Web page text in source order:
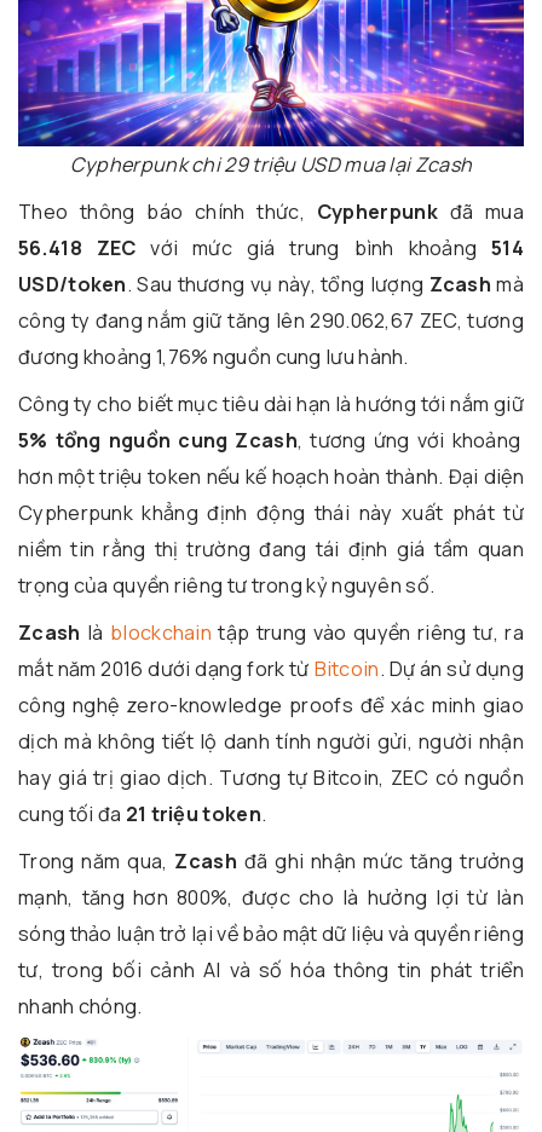
Cypherpunk chi 29 triệu USD mua lại Zcash
Theo thông báo chính thức, Cypherpunkđã mua
56.418 ZEC với mức giá trung bình khoảng514
USD/token. Sau thương vụ này, tổng lượng Zcash mà
công ty đang nắm giữ tăng lên 290.062,67 ZEC, tương
đương khoảng 1,76% nguồn cung lưu hành.
Công ty cho biết mục tiêu dài hạn là hướng tới nắm giữ
5% tổng nguồn cung Zcash, tương ứng với khoảng
hơn một triệu token nếu kế hoạch hoàn thành. Đại diện
Cypherpunk khẳng định động thái này xuất phát từ
niềm tin rằng thị trường đang tái định giá tầm quan
trọng của quyền riêng tư trong kỷ nguyên số.
Zcash là blockchain tập trung vào quyền riêng tư, ra
mắt năm 2016 dưới dạng fork từ Bitcoin. Dự án sử dụng
công nghệ zero-knowledge proofs để xác minh giao
dịch mà không tiết lộ danh tính người gửi, người nhận
hay giá trị giao dịch. Tương tự Bitcoin, ZEC có nguồn
cung tối đa 21 triệu token.
Trong năm qua, Zcash đã ghi nhận mức tăng trưởng
mạnh, tăng hơn 800%, được cho là hưởng lợi từ làn
sóng thảo luận trở lại về bảo mật dữ liệu và quyền riêng
tư, trong bối cảnh AI và số hóa thông tin phát triển
nhanh chóng.